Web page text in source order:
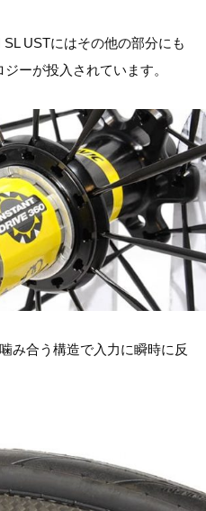
USTにはその他の部分にも
ーが投入されています。
み合う構造で入力に瞬時に反